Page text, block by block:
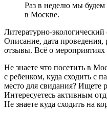
Раз в неделю мы будем
в Москве.
Литературно-
Описание, дата
отзывы. Всё о
Не знаете что посетить в
с ребенком, куда сходить с
место для свидания? Ищете
Интересуетесь активным
Не знаете куда сходить на